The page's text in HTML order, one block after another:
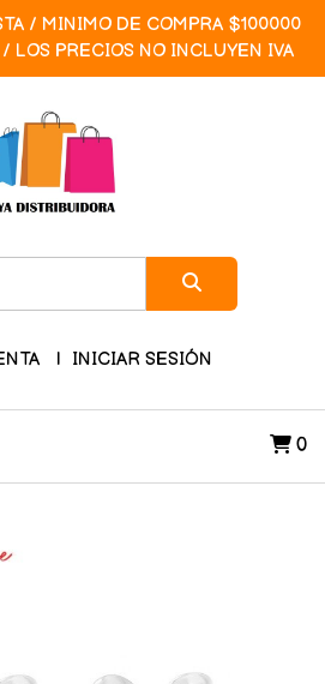
/ MINIMO DE COMPRA $100000
LOS PRECIOS NO INCLUYEN IVA
INICIAR SESIÓN
0